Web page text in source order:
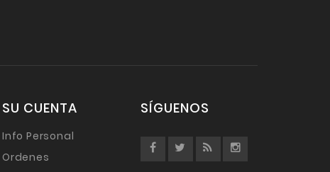
SU CUENTA
Info Personal
Ordenes
SÍGUENOS